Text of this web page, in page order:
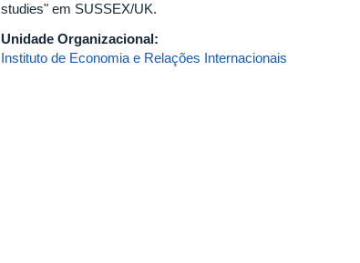
studies" em SUSSEX/UK.
Unidade Organizacional:
Instituto de Economia e Relações Internacionais